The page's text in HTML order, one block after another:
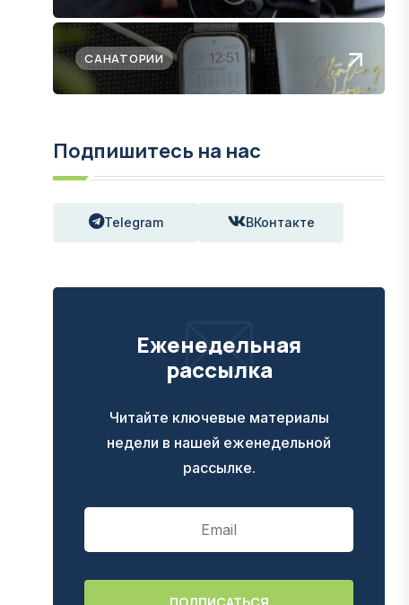
САНАТОРИИ
Подпишитесь на нас
Telegram ВКонтакте
Еженедельная
рассылка
Читайте ключевые материалы
недели в нашей еженедельной
рассылке.